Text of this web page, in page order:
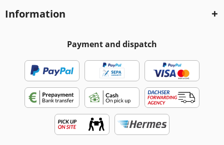
Information
Payment and dispatch